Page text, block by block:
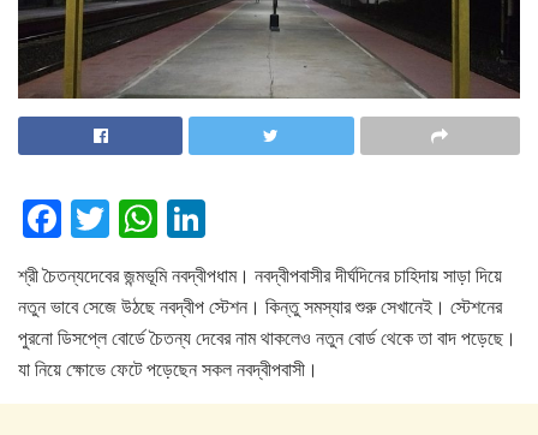
F
a
c
e
b
o
T
wi
tt
er
W
h
at
s
A
p
n
k
e
dI
n
শ্রী চৈতন্যদেবের জন্মভূমি নবদ্বীপধাম। নবদ্বীপবাসীর দীর্ঘদিনের চাহিদায় সাড়া দিয়ে
নতুন ভাবে সেজে উঠছে নবদ্বীপ স্টেশন। কিন্তু সমস্যার শুরু সেখানেই। স্টেশনের
পুরনো ডিসপ্লে বোর্ডে চৈতন্য দেবের নাম থাকলেও নতুন বোর্ড থেকে তা বাদ পড়েছে।
যা নিয়ে ক্ষোভে ফেটে পড়েছেন সকল নবদ্বীপবাসী।